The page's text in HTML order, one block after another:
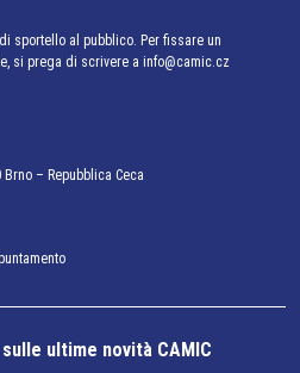
sportello al pubblico. Per fissare un
si prega di scrivere a info@camic.cz
– Repubblica Ceca
ultime novità CAMIC